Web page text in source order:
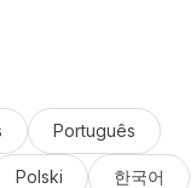
Português
Polski 한국어